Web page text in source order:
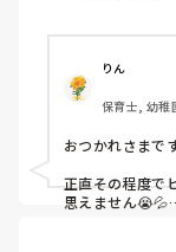
ちゃんと考えて
呼ばれて一緒に
これだけで30〜
皆さんの園はどう
りん
保育士, 幼稚
おつかれさまです
正直その程度で
思えません😭💦